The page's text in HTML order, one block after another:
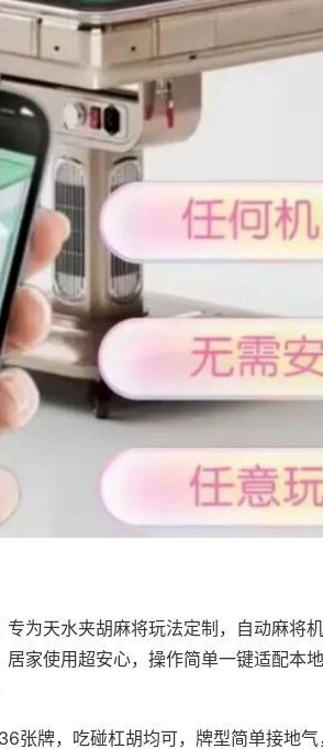
专为天水夹胡麻将玩法定制，自动麻将
家使用超安心，操作简单一键适配本
张牌，吃碰杠胡均可，牌型简单接地气